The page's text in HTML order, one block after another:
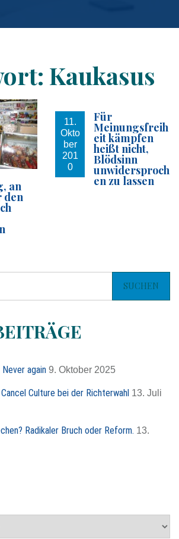
Kaukasus
an
den
11.
Okto
ber
201
0
Für
Meinungsfreih
eit kämpfen
heißt nicht,
Blödsinn
unwidersproch
en zu lassen
again 9. Oktober 2025
Culture bei der Richterwahl 13. Juli
Radikaler Bruch oder Reform. 13.